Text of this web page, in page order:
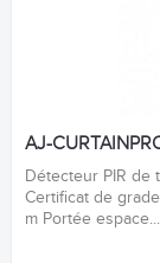
AJ-
Détecteur PIR de
Certificat de
m Portée espace...